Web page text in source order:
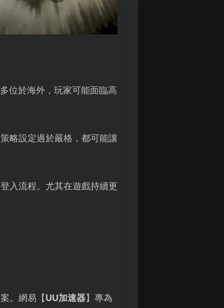
位於海外，玩家可能面臨高
略設定過於嚴格，都可能讓
入流程。尤其在遊戲持續更
。網易【UU加速器】專為